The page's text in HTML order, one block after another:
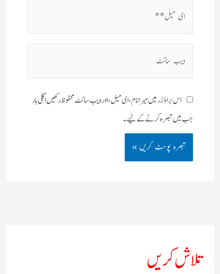
اس براؤزر میں میرا نام، ای میل، اور ویب سائٹ محفوظ رکھیں اگلی بار
جب میں تبصرہ کرنے کےلیے۔
تلاش کریں